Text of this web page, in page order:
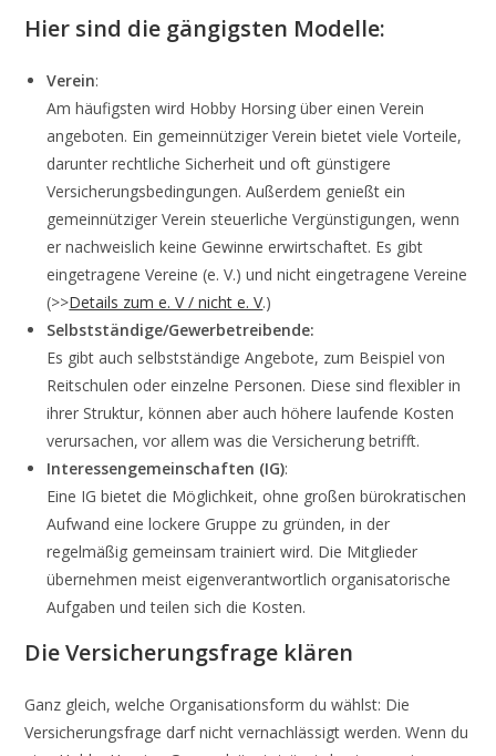
Hier sind die gängigsten Modelle:
Verein:
Am häufigsten wird Hobby Horsing über einen Verein
angeboten. Ein gemeinnütziger Verein bietet viele Vorteile,
darunter rechtliche Sicherheit und oft günstigere
Versicherungsbedingungen. Außerdem genießt ein
gemeinnütziger Verein steuerliche Vergünstigungen, wenn
er nachweislich keine Gewinne erwirtschaftet. Es gibt
eingetragene Vereine (e. V.) und nicht eingetragene Vereine
(>>Details zum e. V / nicht e. V.)
Selbstständige/Gewerbetreibende:
Es gibt auch selbstständige Angebote, zum Beispiel von
Reitschulen oder einzelne Personen. Diese sind flexibler in
ihrer Struktur, können aber auch höhere laufende Kosten
verursachen, vor allem was die Versicherung betrifft.
Interessengemeinschaften (IG):
Eine IG bietet die Möglichkeit, ohne großen bürokratischen
Aufwand eine lockere Gruppe zu gründen, in der
regelmäßig gemeinsam trainiert wird. Die Mitglieder
übernehmen meist eigenverantwortlich organisatorische
Aufgaben und teilen sich die Kosten.
Die Versicherungsfrage klären
Ganz gleich, welche Organisationsform du wählst: Die
Versicherungsfrage darf nicht vernachlässigt werden. Wenn du